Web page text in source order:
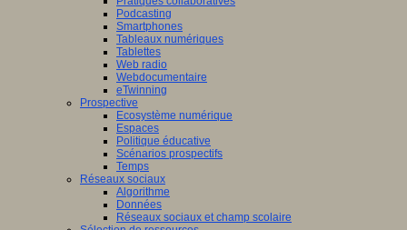
Podcasting
Smartphones
Tableaux numériques
Tablettes
Web radio
Webdocumentaire
eTwinning
Prospective
Ecosystème numérique
Espaces
Politique éducative
Scénarios prospectifs
Temps
Réseaux sociaux
Algorithme
Données
Réseaux sociaux et champ scolaire